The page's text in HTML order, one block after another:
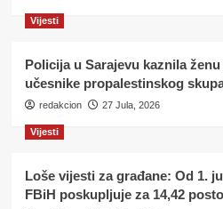
Vijesti
Policija u Sarajevu kaznila
učesnike propalestinskog
redakcion 27 Jula, 2026
Vijesti
Loše vijesti za građane: Od 1.
FBiH poskupljuje za 14,42 posto